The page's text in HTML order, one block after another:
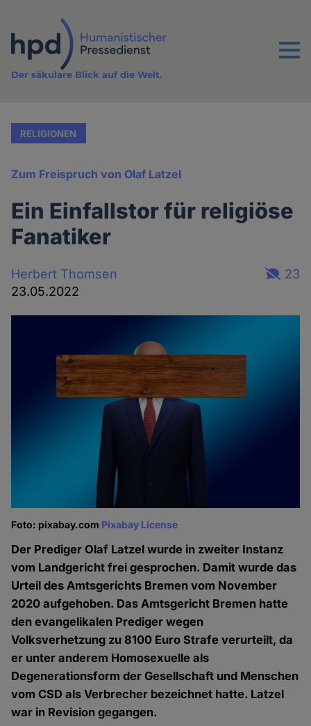
Inhalt
Menu
Der säkulare Blick auf die Welt.
RELIGIONEN
Zum Freispruch von Olaf Latzel
Ein Einfallstor für religiöse
Fanatiker
Herbert Thomsen
23.05.2022
23
Foto: pixabay.com Pixabay License
Der Prediger Olaf Latzel wurde in zweiter Instanz
vom Landgericht frei gesprochen. Damit wurde das
Urteil des Amtsgerichts Bremen vom November
2020 aufgehoben. Das Amtsgericht Bremen hatte
den evangelikalen Prediger wegen
Volksverhetzung zu 8100 Euro Strafe verurteilt, da
er unter anderem Homosexuelle als
Degenerationsform der Gesellschaft und Menschen
vom CSD als Verbrecher bezeichnet hatte. Latzel
war in Revision gegangen.